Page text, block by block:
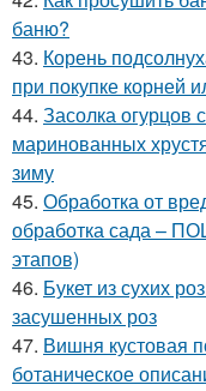
баню?
43. Корень
при покупке корней
44. Засолка огурцов
маринованных
зиму
45. Обработка от
обработка сада –
этапов)
46. Букет из сухих
засушенных роз
47. Вишня кустовая
ботаническое